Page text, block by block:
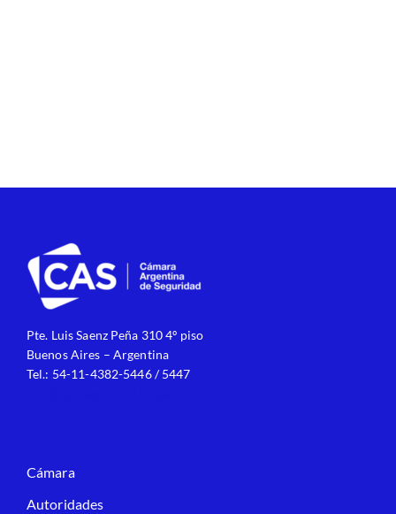
Pte. Luis Saenz Peña 310 4º piso
Buenos Aires – Argentina
Tel.: 54-11-4382-5446 / 5447
Cámara
Autoridades